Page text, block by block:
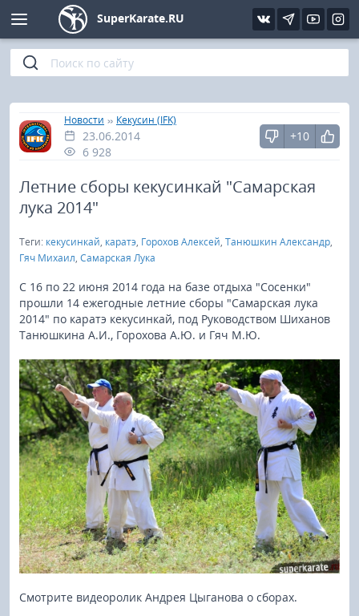
SuperKarate.RU
Главная
»
Новости » Кекусин (IFK)
23.06.2014
6 928
+10
Летние сборы кекусинкай "Самарская
лука 2014"
Теги: кекусинкай, каратэ, Горохов Алексей, Танюшкин Александр,
Гяч Михаил, Самарская Лука
С 16 по 22 июня 2014 года на базе отдыха "Сосенки"
прошли 14 ежегодные летние сборы "Самарская лука
2014" по каратэ кекусинкай, под Руководством Шиханов
Танюшкина А.И., Горохова А.Ю. и Гяч М.Ю.
Смотрите видеоролик Андрея Цыганова о сборах.
Киокушинкай
Кёкусин (IFK)
Шинкиокушинкай
Кекусин-кан
Бокс
UFC и MMA
Фото
Видео
Интервью
Статьи
Уроки каратэ
Файлы
Библиотека